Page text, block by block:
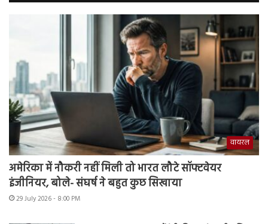
वायरल
अमेरिका में नौकरी नहीं मिली तो भारत लौटे सॉफ्टवेयर
इंजीनियर, बोले- संघर्ष ने बहुत कुछ सिखाया
29 July 2026 - 8:00 PM